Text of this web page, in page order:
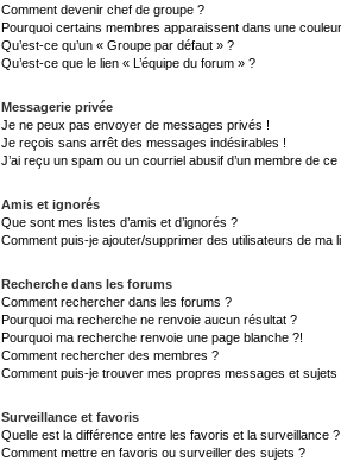
Comment devenir chef de groupe ?
Pourquoi certains membres apparaissent dans une
Qu’est-ce qu’un « Groupe par défaut » ?
Qu’est-ce que le lien « L’équipe du forum » ?
Messagerie privée
Je ne peux pas envoyer de messages privés !
Je reçois sans arrêt des messages indésirables !
J’ai reçu un spam ou un courriel abusif d’un membre de ce
Amis et ignorés
Que sont mes listes d’amis et d’ignorés ?
Comment puis-je ajouter/supprimer des utilisateurs de ma
Recherche dans les forums
Comment rechercher dans les forums ?
Pourquoi ma recherche ne renvoie aucun résultat ?
Pourquoi ma recherche renvoie une page blanche ?!
Comment rechercher des membres ?
Comment puis-je trouver mes propres messages et sujets
Surveillance et favoris
Quelle est la différence entre les favoris et la surveillance ?
Comment mettre en favoris ou surveiller des sujets ?